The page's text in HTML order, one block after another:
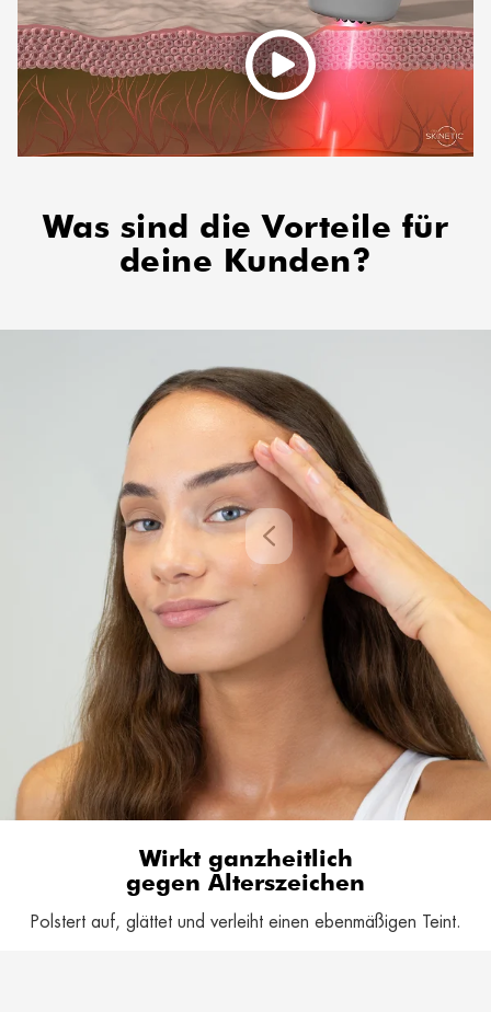
Was sind die Vorteile für
deine Kunden?
Wirkt ganzheitlich
gegen Alterszeichen
Polstert auf, glättet und verleiht einen ebenmäßigen Teint.